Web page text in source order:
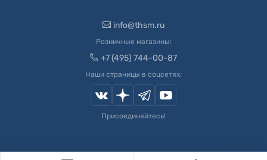
info@thsm.ru
Розничные магазины:
+7 (495) 744-00-87
Наши страницы в соцсетях:
Присоединяйтесь!